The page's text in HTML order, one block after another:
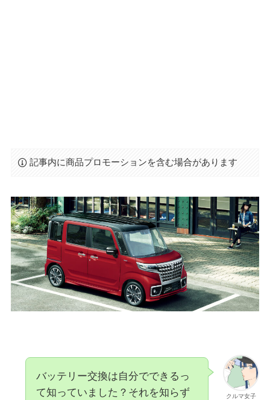
記事内に商品プロモーションを含む場合があります
クルマ女子
バッテリー交換は自分でできるっ
て知っていました？それを知らず